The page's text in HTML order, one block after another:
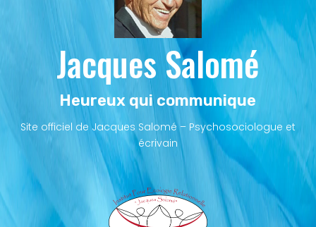
Jacques Salomé
Heureux qui communique
Site officiel de Jacques Salomé – Psychosociologue et
écrivain